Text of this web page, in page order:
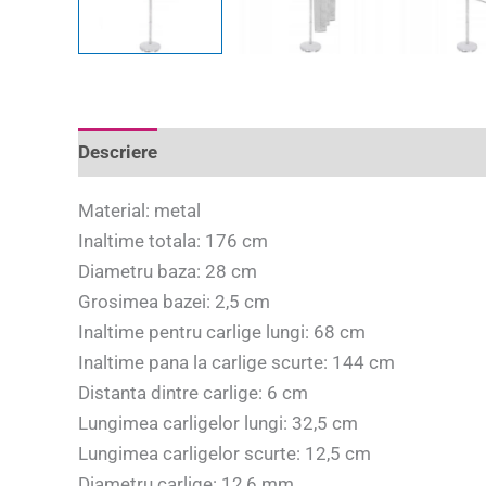
Descriere
Material: metal
Inaltime totala: 176 cm
Diametru baza: 28 cm
Grosimea bazei: 2,5 cm
Inaltime pentru carlige lungi: 68 cm
Inaltime pana la carlige scurte: 144 cm
Distanta dintre carlige: 6 cm
Lungimea carligelor lungi: 32,5 cm
Lungimea carligelor scurte: 12,5 cm